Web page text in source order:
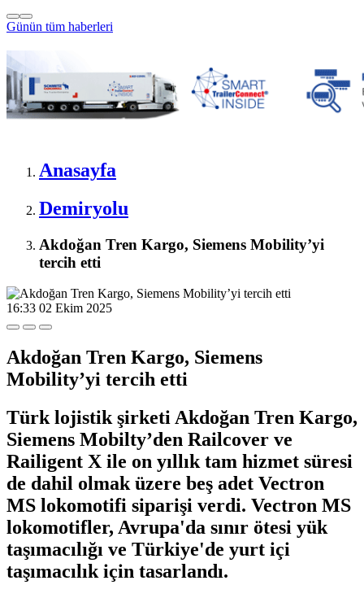
Günün tüm haberleri
Anasayfa
Demiryolu
Akdoğan Tren Kargo, Siemens Mobility’yi
tercih etti
16:33 02 Ekim 2025
Akdoğan Tren Kargo, Siemens
Mobility’yi tercih etti
Türk lojistik şirketi Akdoğan Tren Kargo,
Siemens Mobilty’den Railcover ve
Railigent X ile on yıllık tam hizmet süresi
de dahil olmak üzere beş adet Vectron
MS lokomotifi siparişi verdi. Vectron MS
lokomotifler, Avrupa'da sınır ötesi yük
taşımacılığı ve Türkiye'de yurt içi
taşımacılık için tasarlandı.